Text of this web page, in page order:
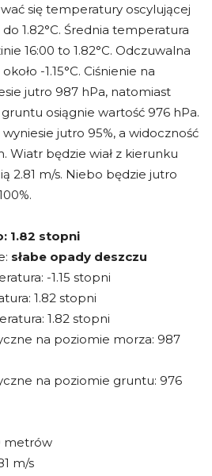
się temperatury oscylującej
1.82°C. Średnia temperatura
16:00 to 1.82°C. Odczuwalna
-1.15°C. Ciśnienie na
jutro 987 hPa, natomiast
osiągnie wartość 976 hPa.
jutro 95%, a widoczność
Wiatr będzie wiał z kierunku
2.81 m/s. Niebo będzie jutro
1.82 stopni
słabe opady deszczu
-1.15 stopni
1.82 stopni
1.82 stopni
na poziomie morza: 987
na poziomie gruntu: 976
metrów
m/s